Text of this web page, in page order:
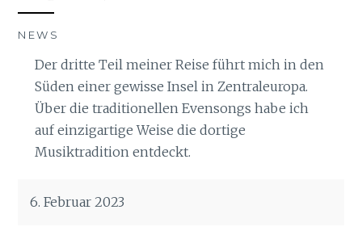
NEWS
Der dritte Teil meiner Reise führt mich in den
Süden einer gewisse Insel in Zentraleuropa.
Über die traditionellen Evensongs habe ich
auf einzigartige Weise die dortige
Musiktradition entdeckt.
6. Februar 2023